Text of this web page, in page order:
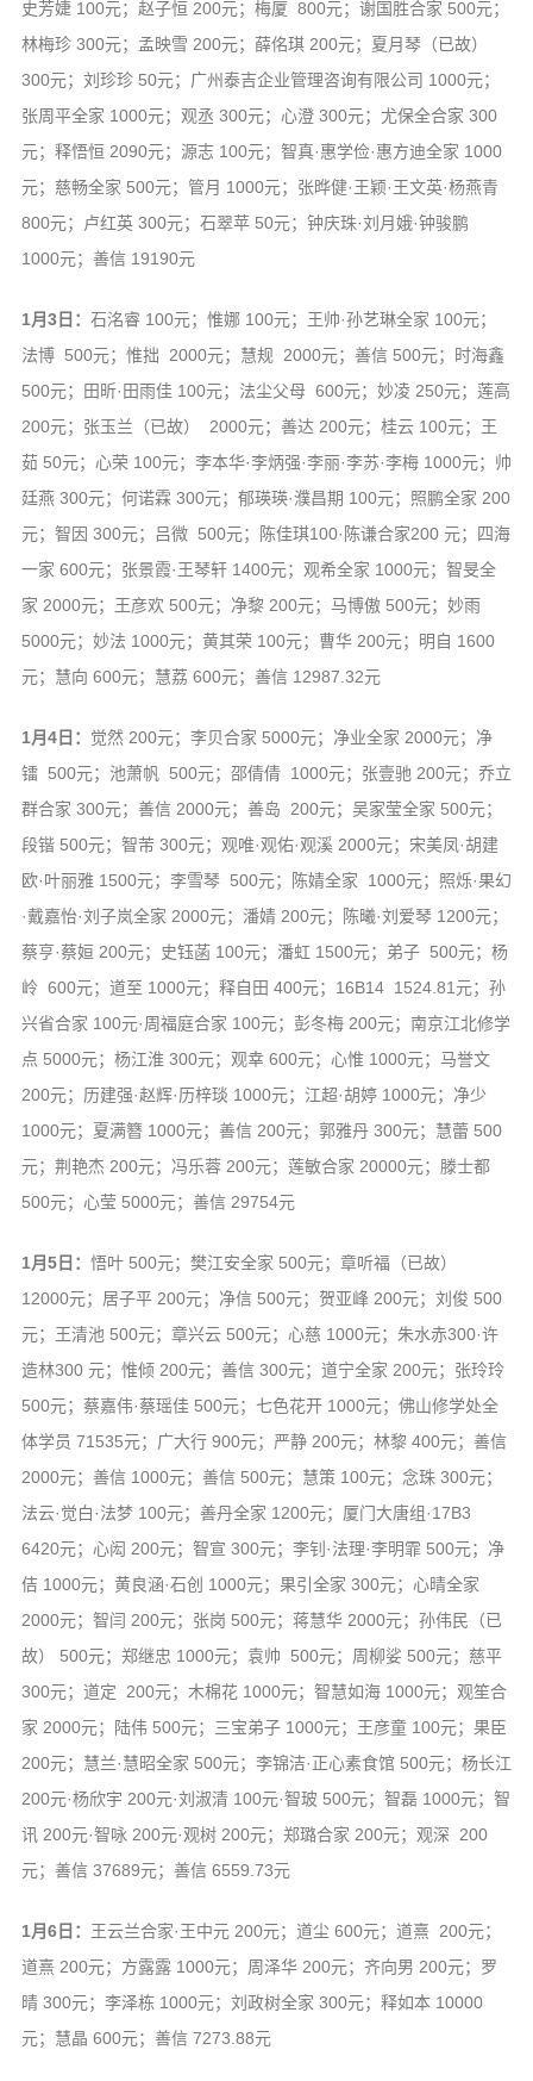
史芳婕 100元；赵子恒 200元；梅厦 800元；谢国胜合家 500元；
林梅珍 300元；孟映雪 200元；薛佲琪 200元；夏月琴（已故）
300元；刘珍珍 50元；广州泰吉企业管理咨询有限公司 1000元；
张周平全家 1000元；观丞 300元；心澄 300元；尤保全合家 300
元；释悟恒 2090元；源志 100元；智真·惠学俭·惠方迪全家 1000
元；慈畅全家 500元；管月 1000元；张晔健·王颖·王文英·杨燕青
800元；卢红英 300元；石翠苹 50元；钟庆珠·刘月娥·钟骏鹏
1000元；善信 19190元
1月3日： 石洺睿 100元；惟娜 100元；王帅·孙艺琳全家 100元；
法博 500元；惟拙 2000元；慧规 2000元；善信 500元；时海鑫
500元；田昕·田雨佳 100元；法尘父母 600元；妙凌 250元；莲高
200元；张玉兰（已故） 2000元；善达 200元；桂云 100元；王
茹 50元；心荣 100元；李本华·李炳强·李丽·李苏·李梅 1000元；帅
廷燕 300元；何诺霖 300元；郁瑛瑛·濮昌期 100元；照鹏全家 200
元；智因 300元；吕微 500元；陈佳琪100·陈谦合家200 元；四海
一家 600元；张景霞·王琴轩 1400元；观希全家 1000元；智旻全
家 2000元；王彦欢 500元；净黎 200元；马博傲 500元；妙雨
5000元；妙法 1000元；黄其荣 100元；曹华 200元；明自 1600
元；慧向 600元；慧荔 600元；善信 12987.32元
1月4日： 觉然 200元；李贝合家 5000元；净业全家 2000元；净
镭 500元；池萧帆 500元；邵倩倩 1000元；张壹驰 200元；乔立
群合家 300元；善信 2000元；善岛 200元；吴家莹全家 500元；
段锴 500元；智芾 300元；观唯·观佑·观溪 2000元；宋美凤·胡建
欧·叶丽雅 1500元；李雪琴 500元；陈婧全家 1000元；照烁·果幻
·戴嘉怡·刘子岚全家 2000元；潘婧 200元；陈曦·刘爱琴 1200元；
蔡亨·蔡姮 200元；史钰菡 100元；潘虹 1500元；弟子 500元；杨
岭 600元；道至 1000元；释自田 400元；16B14 1524.81元；孙
兴省合家 100元·周福庭合家 100元；彭冬梅 200元；南京江北修学
点 5000元；杨江淮 300元；观幸 600元；心惟 1000元；马誉文
200元；历建强·赵辉·历梓琰 1000元；江超·胡婷 1000元；净少
1000元；夏满簪 1000元；善信 200元；郭雅丹 300元；慧蕾 500
元；荆艳杰 200元；冯乐蓉 200元；莲敏合家 20000元；滕士都
500元；心莹 5000元；善信 29754元
1月5日： 悟叶 500元；樊江安全家 500元；章听福（已故）
12000元；居子平 200元；净信 500元；贺亚峰 200元；刘俊 500
元；王清池 500元；章兴云 500元；心慈 1000元；朱水赤300·许
造林300 元；惟倾 200元；善信 300元；道宁全家 200元；张玲玲
500元；蔡嘉伟·蔡瑶佳 500元；七色花开 1000元；佛山修学处全
体学员 71535元；广大行 900元；严静 200元；林黎 400元；善信
2000元；善信 1000元；善信 500元；慧策 100元；念珠 300元；
法云·觉白·法梦 100元；善丹全家 1200元；厦门大唐组·17B3
6420元；心闳 200元；智宣 300元；李钊·法理·李明霏 500元；净
佶 1000元；黄良涵·石创 1000元；果引全家 300元；心晴全家
2000元；智闫 200元；张岗 500元；蒋慧华 2000元；孙伟民（已
故） 500元；郑继忠 1000元；袁帅 500元；周柳娑 500元；慈平
300元；道定 200元；木棉花 1000元；智慧如海 1000元；观笙合
家 2000元；陆伟 500元；三宝弟子 1000元；王彦童 100元；果臣
200元；慧兰·慧昭全家 500元；李锦洁·正心素食馆 500元；杨长江
200元·杨欣宇 200元·刘淑清 100元·智玻 500元；智磊 1000元；智
讯 200元·智咏 200元·观树 200元；郑璐合家 200元；观深 200
元；善信 37689元；善信 6559.73元
1月6日： 王云兰合家·王中元 200元；道尘 600元；道熹 200元；
道熹 200元；方露露 1000元；周泽华 200元；齐向男 200元；罗
晴 300元；李泽栋 1000元；刘政树全家 300元；释如本 10000
元；慧晶 600元；善信 7273.88元